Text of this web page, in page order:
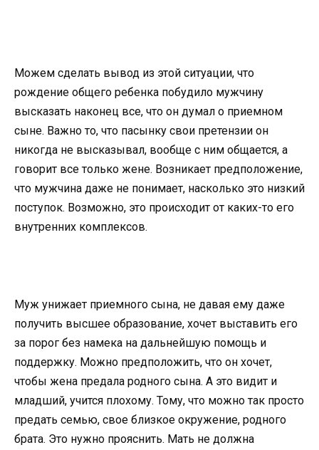
Можем сделать вывод из этой ситуации, что
рождение общего ребенка побудило мужчину
высказать наконец все, что он думал о приемном
сыне. Важно то, что пасынку свои претензии он
никогда не высказывал, вообще с ним общается, а
говорит все только жене. Возникает предположение,
что мужчина даже не понимает, насколько это низкий
поступок. Возможно, это происходит от каких-то его
внутренних комплексов.
Муж унижает приемного сына, не давая ему даже
получить высшее образование, хочет выставить его
за порог без намека на дальнейшую помощь и
поддержку. Можно предположить, что он хочет,
чтобы жена предала родного сына. А это видит и
младший, учится плохому. Тому, что можно так просто
предать семью, свое близкое окружение, родного
брата. Это нужно прояснить. Мать не должна